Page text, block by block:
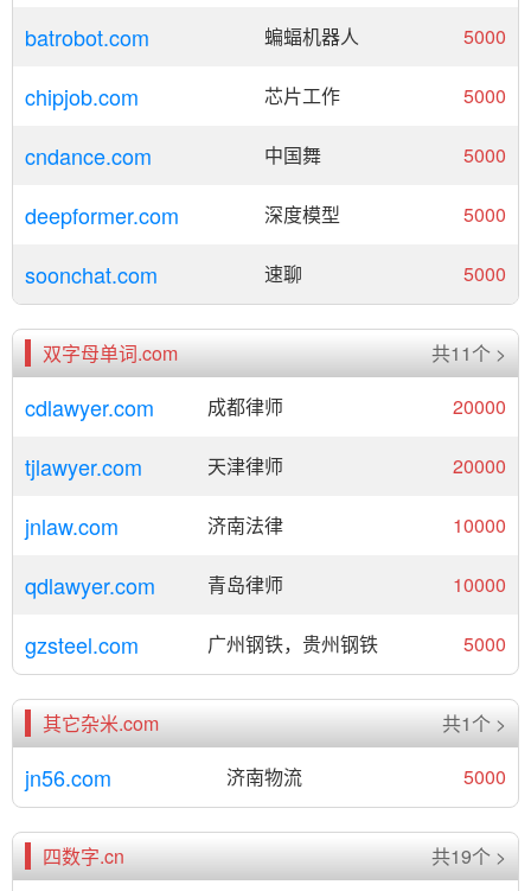
batrobot.com 蝙蝠机器人 5000
chipjob.com 芯片工作 5000
cndance.com 中国舞 5000
deepformer.com 深度模型 5000
soonchat.com 速聊 5000
双字母单词.com 共11个 >
cdlawyer.com 成都律师 20000
tjlawyer.com 天津律师 20000
jnlaw.com 济南法律 10000
qdlawyer.com 青岛律师 10000
gzsteel.com 广州钢铁，贵州钢铁 5000
其它杂米.com 共1个 >
jn56.com 济南物流 5000
四数字.cn 共19个 >